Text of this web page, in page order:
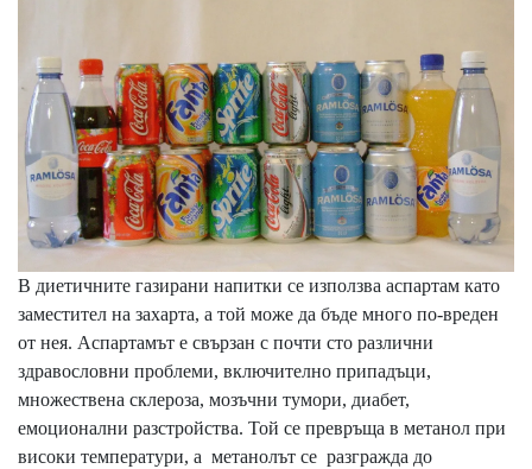
В диетичните газирани напитки се използва аспартам като
заместител на захарта, а той може да бъде много по-вреден
от нея. Аспартамът е свързан с почти сто различни
здравословни проблеми, включително припадъци,
множествена склероза, мозъчни тумори, диабет,
емоционални разстройства. Той се превръща в метанол при
високи температури, а метанолът се разгражда до